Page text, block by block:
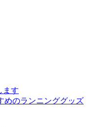
ます
めのランニンググッズ